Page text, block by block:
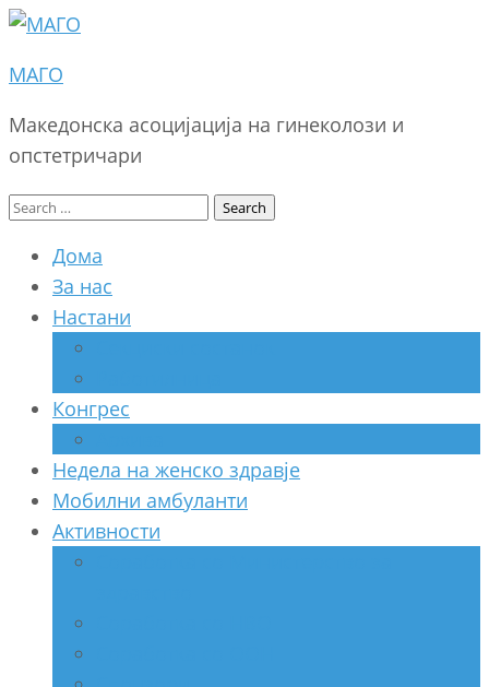
МАГО
Македонска асоцијација на гинеколози и
опстетричари
Search
Дома
За нас
Настани
Конгрес
Недела на женско здравје
Мобилни амбуланти
Активности